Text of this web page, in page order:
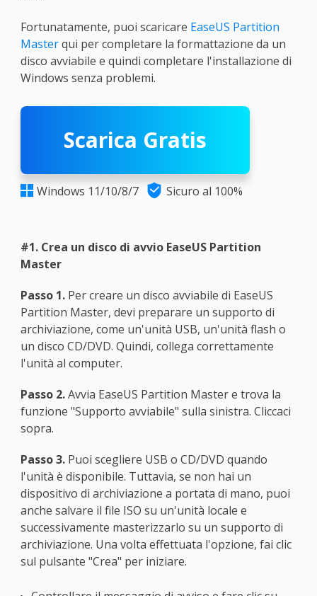
Fortunatamente, puoi scaricare EaseUS Partition
Masterqui per completare la formattazione da un
disco avviabile e quindi completare l'installazione di
Windows senza problemi.
Scarica Gratis
 Windows 11/10/8/7  Sicuro al 100%
#1. Crea un disco di avvio EaseUS Partition
Master
Passo 1.Per creare un disco avviabile di EaseUS
Partition Master, devi preparare un supporto di
archiviazione, come un'unità USB, un'unità flash o
un disco CD/DVD. Quindi, collega correttamente
l'unità al computer.
Passo 2.Avvia EaseUS Partition Master e trova la
funzione "Supporto avviabile" sulla sinistra. Cliccaci
sopra.
Passo 3.Puoi scegliere USB o CD/DVD quando
l'unità è disponibile. Tuttavia, se non hai un
dispositivo di archiviazione a portata di mano, puoi
anche salvare il file ISO su un'unità locale e
successivamente masterizzarlo su un supporto di
archiviazione. Una volta effettuata l'opzione, fai clic
sul pulsante "Crea" per iniziare.